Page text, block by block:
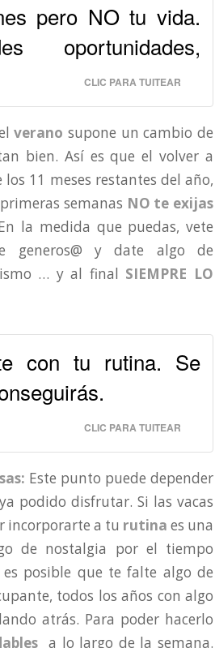
pero NO tu vida.
oportunidades,
CLIC PARA TUITEAR
verano supone un cambio de
bien. Así es que el volver a
11 meses restantes del año,
semanas NO te exijas
la medida que puedas, vete
generos@ y date algo de
… y al final SIEMPRE LO
con tu rutina. Se
CLIC PARA TUITEAR
Este punto puede depender
podido disfrutar. Si las vacas
incorporarte a tu rutina es una
de nostalgia por el tiempo
posible que te falte algo de
todos los años con algo
atrás. Para poder hacerlo
a lo largo de la semana.